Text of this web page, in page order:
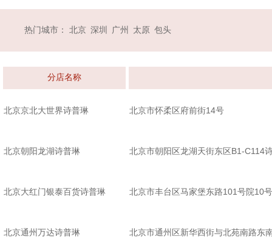
热门城市： 北京 深圳 广州 太原 包头
分店名称
北京京北大世界诗普琳 北京市怀柔区府前街14号
北京朝阳龙湖诗普琳 北京市朝阳区龙湖天街东区B1-C114
北京大红门银泰百货诗普琳 北京市丰台区马家堡东路101号院10
北京通州万达诗普琳 北京市通州区新华西街与北苑南路东